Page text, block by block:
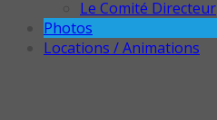
Le Comité Directeur
Photos
Locations / Animations